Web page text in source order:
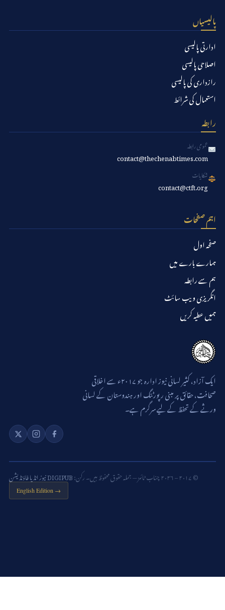
پالیسیاں
ادارتی پالیسی
اصلاحی پالیسی
رازداری کی پالیسی
استعمال کی شرائط
رابطہ
عمومی رابطہ
contact@thechenabtimes.com
شکایات
contact@ctft.org
اہم صفحات
صفحہ اول
ہمارے بارے میں
ہم سے رابطہ
انگریزی ویب سائٹ
ہمیں عطیہ کریں
ایک آزاد، کثیر لسانی نیوز ادارہ جو ۲۰۱۷ء سے اخلاقی
صحافت، حقائق پر مبنی رپورٹنگ اور ہندوستان کے لسانی
ورثے کے تحفظ کے لیے سرگرم ہے۔
DIGIPUB نیوز انڈیا فاؤنڈیشن
English Edition →